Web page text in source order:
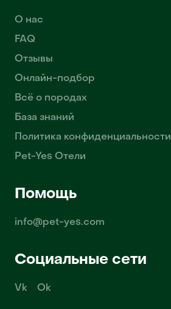
О нас
FAQ
Отзывы
Онлайн-подбор
Всё о породах
База знаний
Политика конфиденциальности
Pet-Yes Отели
Помощь
info@pet-yes.com
Социальные сети
Vk Ok